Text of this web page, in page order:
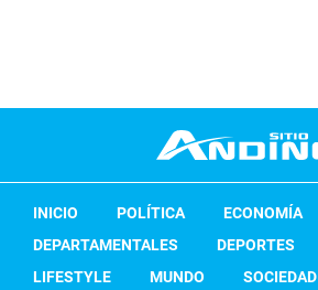
INICIO POLÍTICA ECONOMÍA
DEPARTAMENTALES
DEPORTES
LIFESTYLE
MUNDO SOCIEDAD